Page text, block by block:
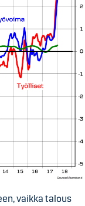
vaikka talous